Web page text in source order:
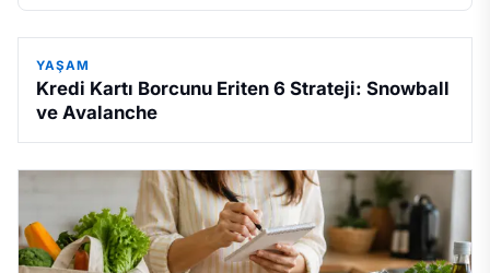
YAŞAM
Kredi Kartı Borcunu Eriten 6 Strateji: Snowball
ve Avalanche